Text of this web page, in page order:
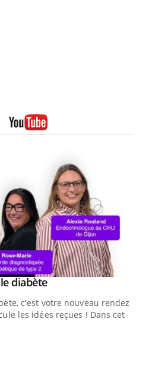
diabèteYoutube
c'est votre nouveau rendez-
les idées reçues ! Dans cet